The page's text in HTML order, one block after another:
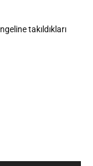
takıldıkları